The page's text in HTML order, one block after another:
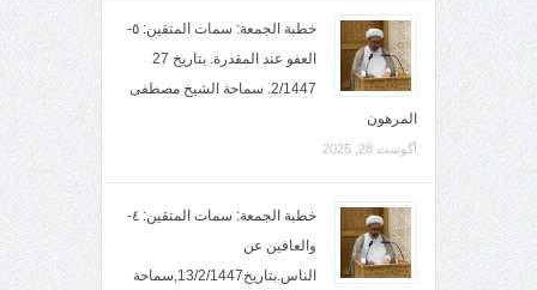
خطبة الجمعة: سمات المتقين: ٥-
العفو عند المقدرة. بتاريخ 27
2/1447. سماحة الشيخ مصطفى
المرهون
آگوست 28, 2025
خطبة الجمعة: سمات المتقين: ٤-
والعافين عن
الناس.بتاريخ13/2/1447,سماحة